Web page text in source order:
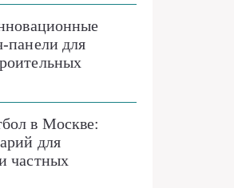
панели для
в Москве:
для
частных